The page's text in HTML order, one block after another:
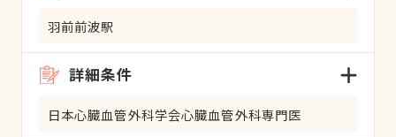
羽前前波駅
詳細条件
日本心臓血管外科学会心臓血管外科専門医